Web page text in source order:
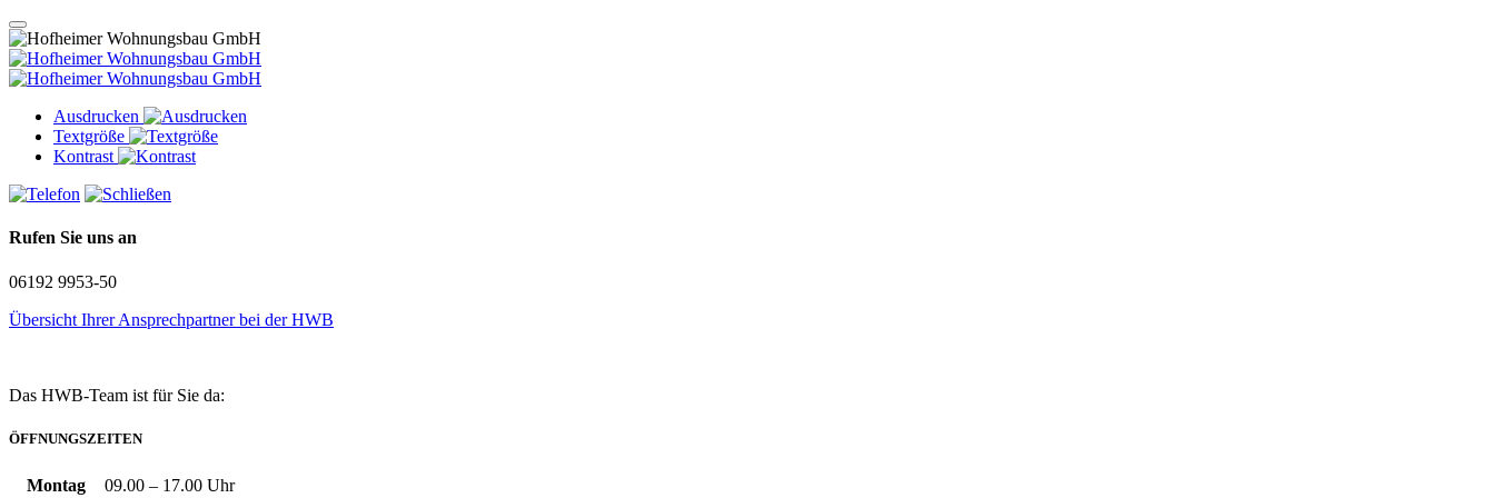
Ausdrucken
Textgröße
Kontrast
Rufen Sie uns an
06192 9953-50
Übersicht Ihrer Ansprechpartner bei der HWB
Das HWB-Team ist für Sie da:
ÖFFNUNGSZEITEN
Montag 09.00 – 17.00 Uhr